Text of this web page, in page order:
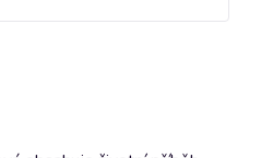
košíku